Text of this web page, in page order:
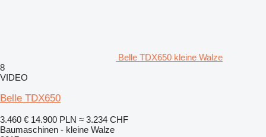
Belle TDX650 kleine Walze
8
VIDEO
Belle TDX650
3.460 € 14.900 PLN ≈ 3.234 CHF
Baumaschinen - kleine Walze